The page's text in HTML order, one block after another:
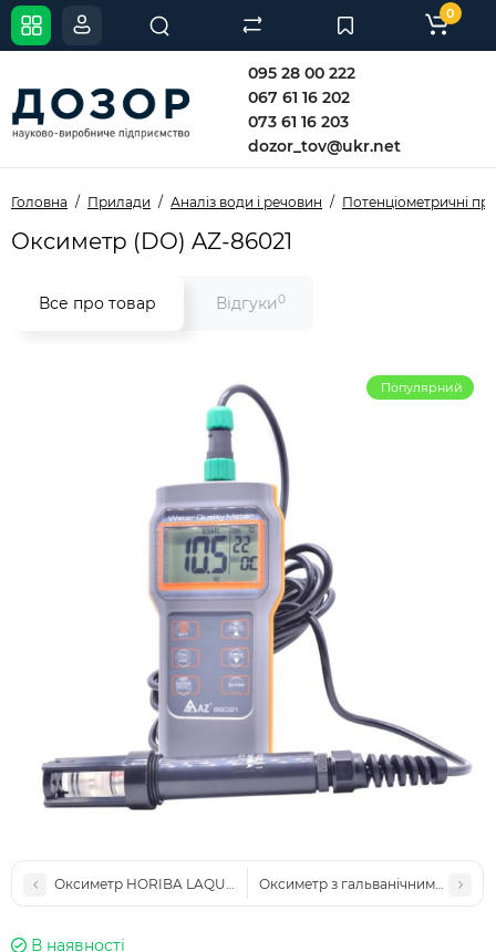
095 28 00 222
067 61 16 202
073 61 16 203
dozor_tov@ukr.net
0
Головна Прилади Аналіз води і речовин Потенціометричні
Оксиметр (DO) AZ-86021
Все про товар Відгуки0
Популярний
Оксиметр HORIBA LAQUAact DO120Оксиметр з гальванічним
В наявності